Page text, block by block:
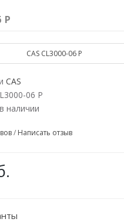
P
CAS
06 P
наличии
/ Написать отзыв